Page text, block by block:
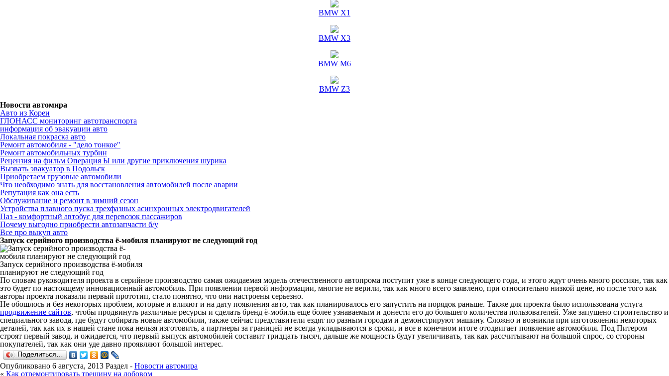
BMW X1
BMW X3
BMW M6
BMW Z3
Новости автомира
Авто из Кореи
ГЛОНАСС мониторинг автотранспорта
информация об эвакуации авто
Локальная покраска авто
Ремонт автомобиля - "дело тонкое"
Ремонт автомобильных турбин
Рецензия на фильм Операция Ы или другие приключения шурика
Вызвать эвакуатор в Подольск
Приобретаем грузовые автомобили
Что необходимо знать для восстановления автомобилей после аварии
Репутация как она есть
Обслуживание и ремонт в зимний сезон
Устройства плавного пуска трехфазных асинхронных электродвигателей
Паз - комфортный автобус для перевозок пассажиров
Почему выгодно приобрести автозапчасти б/у
Все про выкуп авто
Запуск серийного производства ё-мобиля планируют не следующий год
Запуск серийного производства ё-мобиля
планируют не следующий год
По словам руководителя проекта в серийное производство самая ожидаемая модель отечественного автопрома поступит уже в конце следующего года, и этого ждут очень много россиян, так как
это будет по настоящему инновационный автомобиль. При появлении первой информации, многие не верили, так как много всего заявлено, при относительно низкой цене, но после того как
авторы проекта показали первый прототип, стало понятно, что они настроены серьезно.
Не обошлось и без некоторых проблем, которые и влияют и на дату появления авто, так как планировалось его запустить на порядок раньше. Также для проекта было использована услуга
продвижение сайтов, чтобы продвинуть различные ресурсы и сделать бренд ё-мобиль еще более узнаваемым и донести его до большего количества пользователей. Уже запущено строительство и
специального завода, где будут собирать новые автомобили, также сейчас представители ездят по разным городам и демонстрируют машину. Сложно и возникла при изготовлении некоторых
деталей, так как их в нашей стане пока нельзя изготовить, а партнеры за границей не всегда укладываются в сроки, и все в конечном итоге отодвигает появление автомобиля. Под Питером
строят первый завод, и ожидается, что первый выпуск автомобилей составит тридцать тысяч, дальше же мощность будут увеличивать, так как рассчитывают на большой спрос, со стороны
покупателей, так как они уде давно проявляют большой интерес.
Поделиться…
Опубликовано 6 августа, 2013 Раздел - Новости автомира
« Как отремонтировать трещину на лобовом